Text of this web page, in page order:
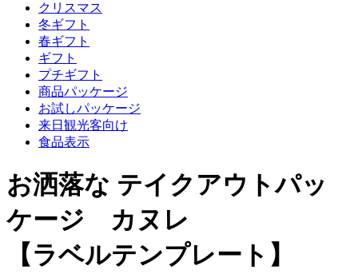
クリスマス
冬ギフト
春ギフト
ギフト
プチギフト
商品パッケージ
お試しパッケージ
来日観光客向け
食品表示
お洒落な テイクアウトパッ
ケージ カヌレ
【ラベルテンプレート】